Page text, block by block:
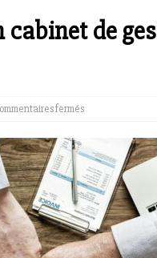
cabinet de
fermés